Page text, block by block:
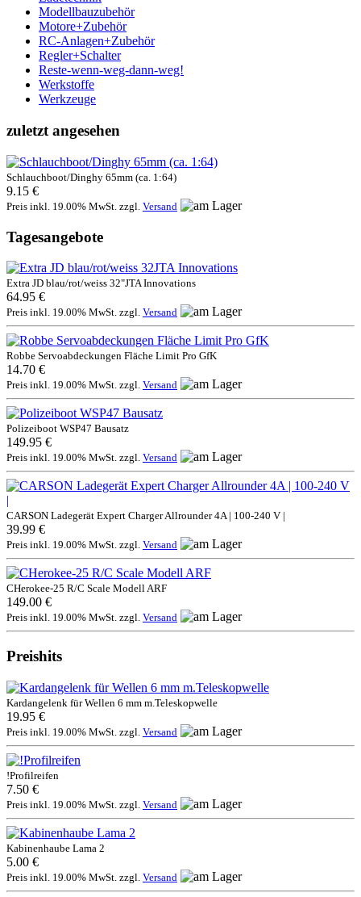
Modellbauzubehör
Motore+Zubehör
RC-Anlagen+Zubehör
Regler+Schalter
Reste-wenn-weg-dann-weg!
Werkstoffe
Werkzeuge
zuletzt angesehen
Schlauchboot/Dinghy 65mm (ca. 1:64)
9.15 €
Preis inkl. 19.00% MwSt. zzgl. Versand
Tagesangebote
Extra JD blau/rot/weiss 32"JTA Innovations
64.95 €
Preis inkl. 19.00% MwSt. zzgl. Versand
Robbe Servoabdeckungen Fläche Limit Pro GfK
14.70 €
Preis inkl. 19.00% MwSt. zzgl. Versand
Polizeiboot WSP47 Bausatz
149.95 €
Preis inkl. 19.00% MwSt. zzgl. Versand
CARSON Ladegerät Expert Charger Allrounder 4A | 100-240 V |
39.99 €
Preis inkl. 19.00% MwSt. zzgl. Versand
CHerokee-25 R/C Scale Modell ARF
149.00 €
Preis inkl. 19.00% MwSt. zzgl. Versand
Preishits
Kardangelenk für Wellen 6 mm m.Teleskopwelle
19.95 €
Preis inkl. 19.00% MwSt. zzgl. Versand
!Profilreifen
7.50 €
Preis inkl. 19.00% MwSt. zzgl. Versand
Kabinenhaube Lama 2
5.00 €
Preis inkl. 19.00% MwSt. zzgl. Versand